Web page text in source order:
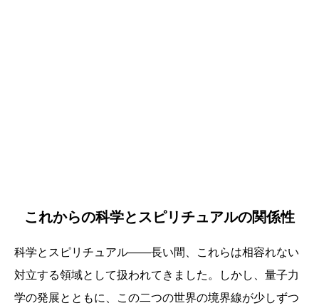
これからの科学とスピリチュアルの関係性
科学とスピリチュアル——長い間、これらは相容れない
対立する領域として扱われてきました。しかし、量子力
学の発展とともに、この二つの世界の境界線が少しずつ
誕生日ランキング 金運神社 金運財布 姓名判断